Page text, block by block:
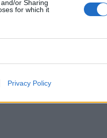
or Sharing
for which it
Privacy Policy
.